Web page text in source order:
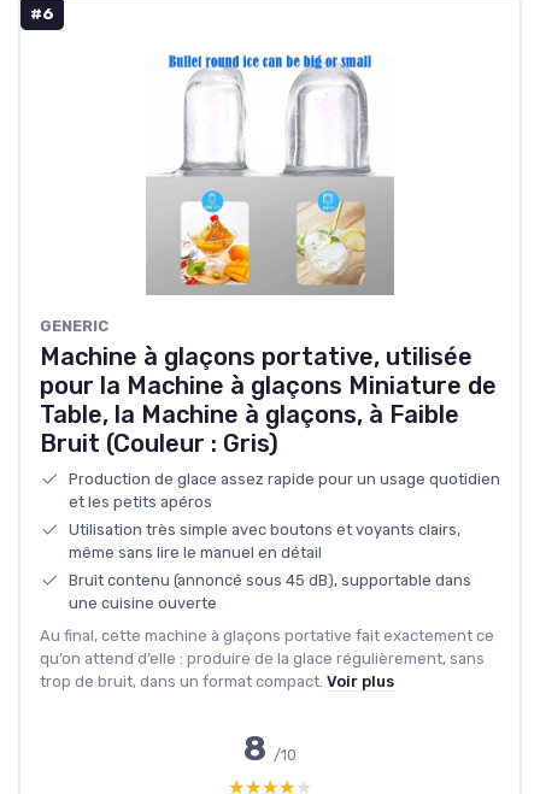
#6
‎GENERIC
Machine à glaçons portative, utilisée
pour la Machine à glaçons Miniature de
Table, la Machine à glaçons, à Faible
Bruit (Couleur : Gris)
Production de glace assez rapide pour un usage quotidien
et les petits apéros
Utilisation très simple avec boutons et voyants clairs,
même sans lire le manuel en détail
Bruit contenu (annoncé sous 45 dB), supportable dans
une cuisine ouverte
Au final, cette machine à glaçons portative fait exactement ce
qu’on attend d’elle : produire de la glace régulièrement, sans
trop de bruit, dans un format compact. Voir plus
8 /10
★★★★★
★★★★★